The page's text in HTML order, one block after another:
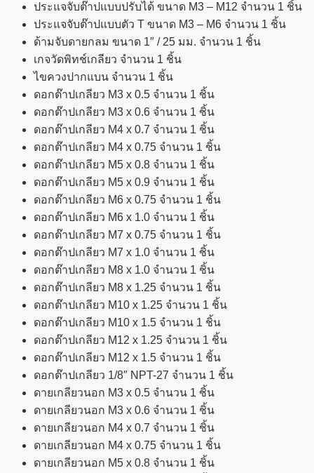
ประแจจับต๊าปแบบปรับได้ ขนาด M3 – M12 จำนวน 1 ชิ้น
ประแจจับต๊าปแบบตัว T ขนาด M3 – M6 จำนวน 1 ชิ้น
ด้ามจับดายกลม ขนาด 1″ / 25 มม. จำนวน 1 ชิ้น
เกจวัดพิทช์เกลียว จำนวน 1 ชิ้น
ไขควงปากแบน จำนวน 1 ชิ้น
ดอกต๊าปเกลียว M3 x 0.5 จำนวน 1 ชิ้น
ดอกต๊าปเกลียว M3 x 0.6 จำนวน 1 ชิ้น
ดอกต๊าปเกลียว M4 x 0.7 จำนวน 1 ชิ้น
ดอกต๊าปเกลียว M4 x 0.75 จำนวน 1 ชิ้น
ดอกต๊าปเกลียว M5 x 0.8 จำนวน 1 ชิ้น
ดอกต๊าปเกลียว M5 x 0.9 จำนวน 1 ชิ้น
ดอกต๊าปเกลียว M6 x 0.75 จำนวน 1 ชิ้น
ดอกต๊าปเกลียว M6 x 1.0 จำนวน 1 ชิ้น
ดอกต๊าปเกลียว M7 x 0.75 จำนวน 1 ชิ้น
ดอกต๊าปเกลียว M7 x 1.0 จำนวน 1 ชิ้น
ดอกต๊าปเกลียว M8 x 1.0 จำนวน 1 ชิ้น
ดอกต๊าปเกลียว M8 x 1.25 จำนวน 1 ชิ้น
ดอกต๊าปเกลียว M10 x 1.25 จำนวน 1 ชิ้น
ดอกต๊าปเกลียว M10 x 1.5 จำนวน 1 ชิ้น
ดอกต๊าปเกลียว M12 x 1.25 จำนวน 1 ชิ้น
ดอกต๊าปเกลียว M12 x 1.5 จำนวน 1 ชิ้น
ดอกต๊าปเกลียว 1/8″ NPT-27 จำนวน 1 ชิ้น
ดายเกลียวนอก M3 x 0.5 จำนวน 1 ชิ้น
ดายเกลียวนอก M3 x 0.6 จำนวน 1 ชิ้น
ดายเกลียวนอก M4 x 0.7 จำนวน 1 ชิ้น
ดายเกลียวนอก M4 x 0.75 จำนวน 1 ชิ้น
ดายเกลียวนอก M5 x 0.8 จำนวน 1 ชิ้น